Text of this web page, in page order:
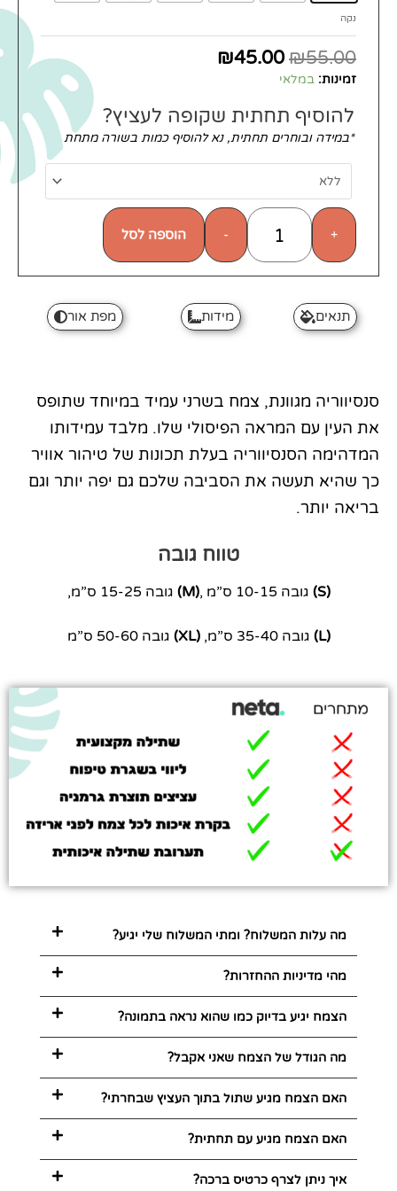
נקה
₪55.00
₪45.00
זמינות: במלאי
להוסיף תחתית שקופה לעציץ?
*במידה ובוחרים תחתית, נא להוסיף כמות בשורה מתחת
+
- הוספה לסל
תנאים מידות מפת אור
סנסיווריה מגוונת, צמח בשרני עמיד במיוחד שתופס
את העין עם המראה הפיסולי שלו. מלבד עמידותו
המדהימה הסנסיווריה בעלת תכונות של טיהור אוויר
כך שהיא תעשה את הסביבה שלכם גם יפה יותר וגם
בריאה יותר.
טווח גובה
(S) גובה 10-15 ס”מ , (M) גובה 15-25 ס”מ,
(L) גובה 35-40 ס”מ, (XL) גובה 50-60 ס”מ
מה עלות המשלוח? ומתי המשלוח שלי יגיע?
מהי מדיניות ההחזרות?
הצמח יגיע בדיוק כמו שהוא נראה בתמונה?
מה הגודל של הצמח שאני אקבל?
האם הצמח מגיע שתול בתוך העציץ שבחרתי?
האם הצמח מגיע עם תחתית?
איך ניתן לצרף כרטיס ברכה?